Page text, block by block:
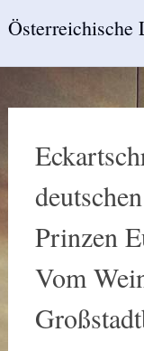
toÖsterreichische
Prinzen
Vom